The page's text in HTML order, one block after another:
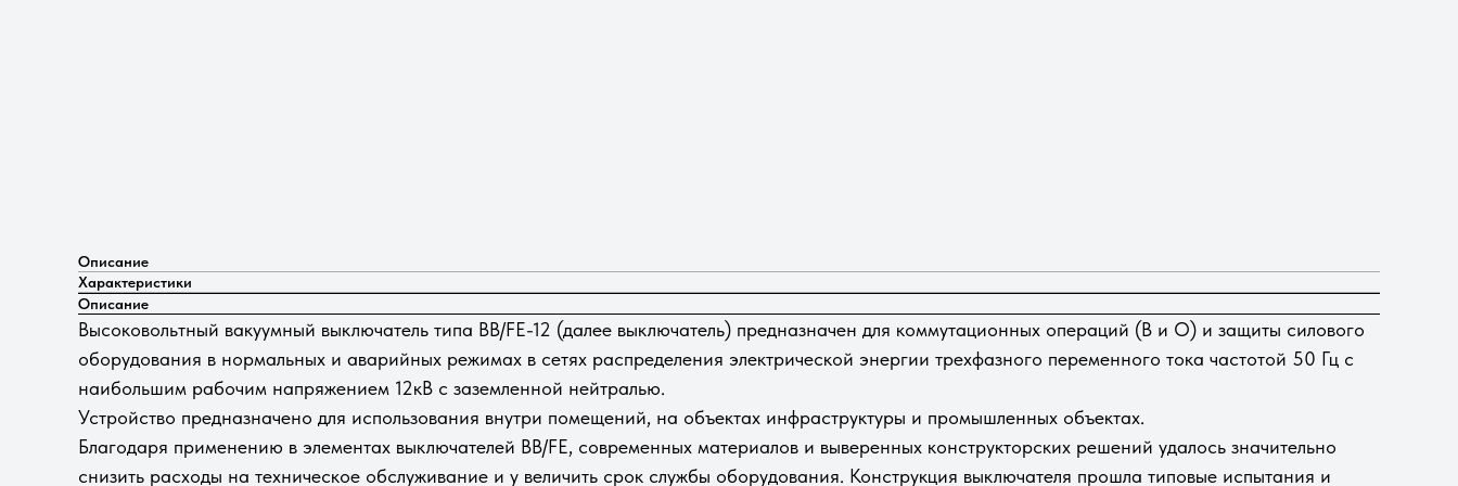
Описание
Характеристики
Описание
Высоковольтный вакуумный выключатель типа ВВ/FE-12 (далее выключатель) предназначен для коммутационных операций (В и О) и защиты силового
оборудования в нормальных и аварийных режимах в сетях распределения электрической энергии трехфазного переменного тока частотой 50 Гц c
наибольшим рабочим напряжением 12кВ с заземленной нейтралью.
Устройство предназначено для использования внутри помещений, на объектах инфраструктуры и промышленных объектах.
Благодаря применению в элементах выключателей BB/FE, современных материалов и выверенных конструкторских решений удалось значительно
снизить расходы на техническое обслуживание и у величить срок службы оборудования. Конструкция выключателя прошла типовые испытания и